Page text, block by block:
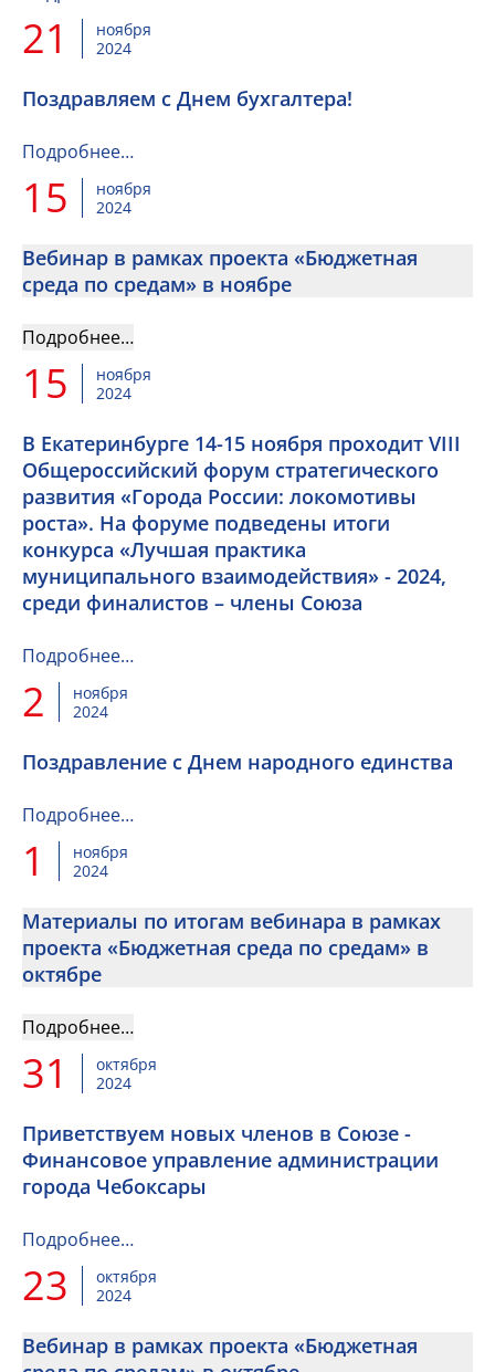
21
ноября
2024
Поздравляем с Днем бухгалтера!
Подробнее…
15
ноября
2024
Вебинар в рамках проекта «Бюджетная
среда по средам» в ноябре
Подробнее…
15
ноября
2024
В Екатеринбурге 14-15 ноября проходит VIII
Общероссийский форум стратегического
развития «Города России: локомотивы
роста». На форуме подведены итоги
конкурса «Лучшая практика
муниципального взаимодействия» - 2024,
среди финалистов – члены Союза
Подробнее…
2
ноября
2024
Поздравление с Днем народного единства
Подробнее…
1
ноября
2024
Материалы по итогам вебинара в рамках
проекта «Бюджетная среда по средам» в
октябре
Подробнее…
31
октября
2024
Приветствуем новых членов в Союзе -
Финансовое управление администрации
города Чебоксары
Подробнее…
23
октября
2024
Вебинар в рамках проекта «Бюджетная